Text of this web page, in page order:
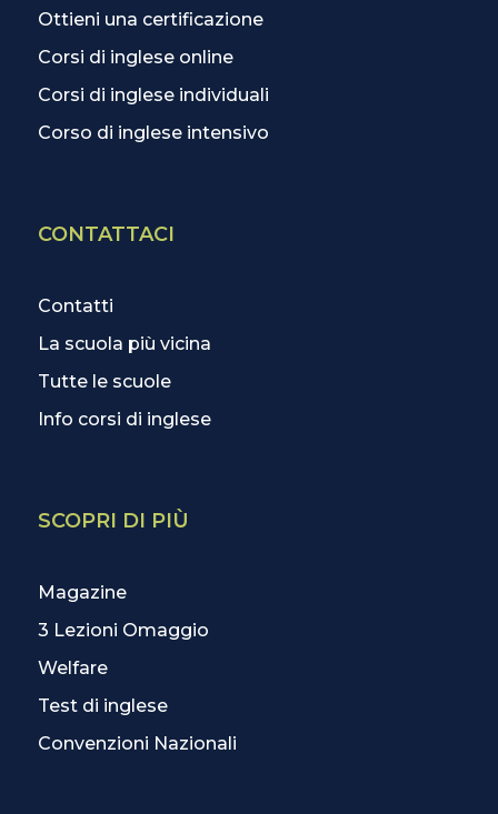
Ottieni una certificazione
Corsi di inglese online
Corsi di inglese individuali
Corso di inglese intensivo
CONTATTACI
Contatti
La scuola più vicina
Tutte le scuole
Info corsi di inglese
SCOPRI DI PIÙ
Magazine
3 Lezioni Omaggio
Welfare
Test di inglese
Convenzioni Nazionali